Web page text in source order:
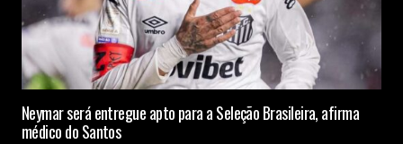
Neymar será entregue apto para a Seleção Brasileira, afirma
médico do Santos